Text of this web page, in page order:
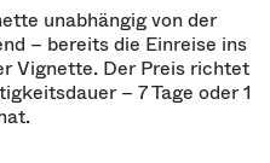
unabhängig von der
– bereits die Einreise ins
Vignette. Der Preis richtet
– 7 Tage oder 1